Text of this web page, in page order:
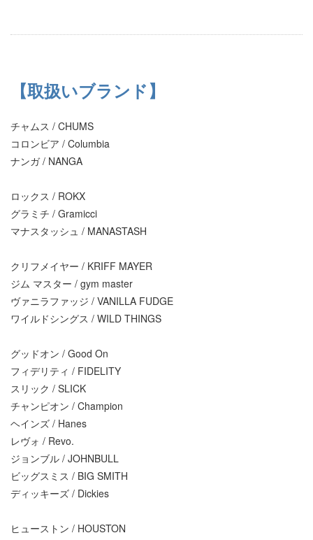
【取扱いブランド】
チャムス / CHUMS
コロンビア / Columbia
ナンガ / NANGA
ロックス / ROKX
グラミチ / Gramicci
マナスタッシュ / MANASTASH
クリフメイヤー / KRIFF MAYER
ジム マスター / gym master
ヴァニラファッジ / VANILLA FUDGE
ワイルドシングス / WILD THINGS
グッドオン / Good On
フィデリティ / FIDELITY
スリック / SLICK
チャンピオン / Champion
ヘインズ / Hanes
レヴォ / Revo.
ジョンブル / JOHNBULL
ビッグスミス / BIG SMITH
ディッキーズ / Dickies
ヒューストン / HOUSTON